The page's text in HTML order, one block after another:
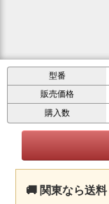
型番
販売価格
購入数
🚚 関東なら送料